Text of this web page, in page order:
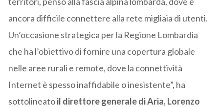
ancora difficile connettere alla rete migliaia di utenti.
Un’occasione strategica per la Regione Lombardia
che ha l’obiettivo di fornire una copertura globale
nelle aree rurali e remote, dove la connettività
Internet è spesso inaffidabile o inesistente”, ha
sottolineatoil direttore generale di Aria, Lorenzo